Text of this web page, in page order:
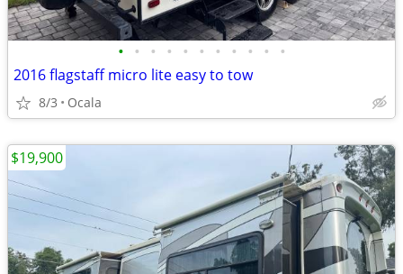
• • • • • • • • • • •
2016 flagstaff micro lite easy to tow
8/3 Ocala
$19,900